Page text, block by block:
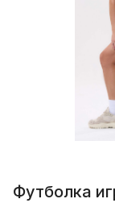
Футболка